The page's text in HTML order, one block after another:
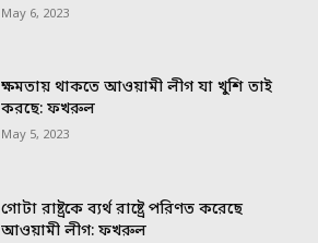
May 6, 2023
ক্ষমতায় থাকতে আওয়ামী লীগ যা খুশি তাই
করছে: ফখরুল
May 5, 2023
গোটা রাষ্ট্রকে ব্যর্থ রাষ্ট্রে পরিণত করেছে
আওয়ামী লীগ: ফখরুল